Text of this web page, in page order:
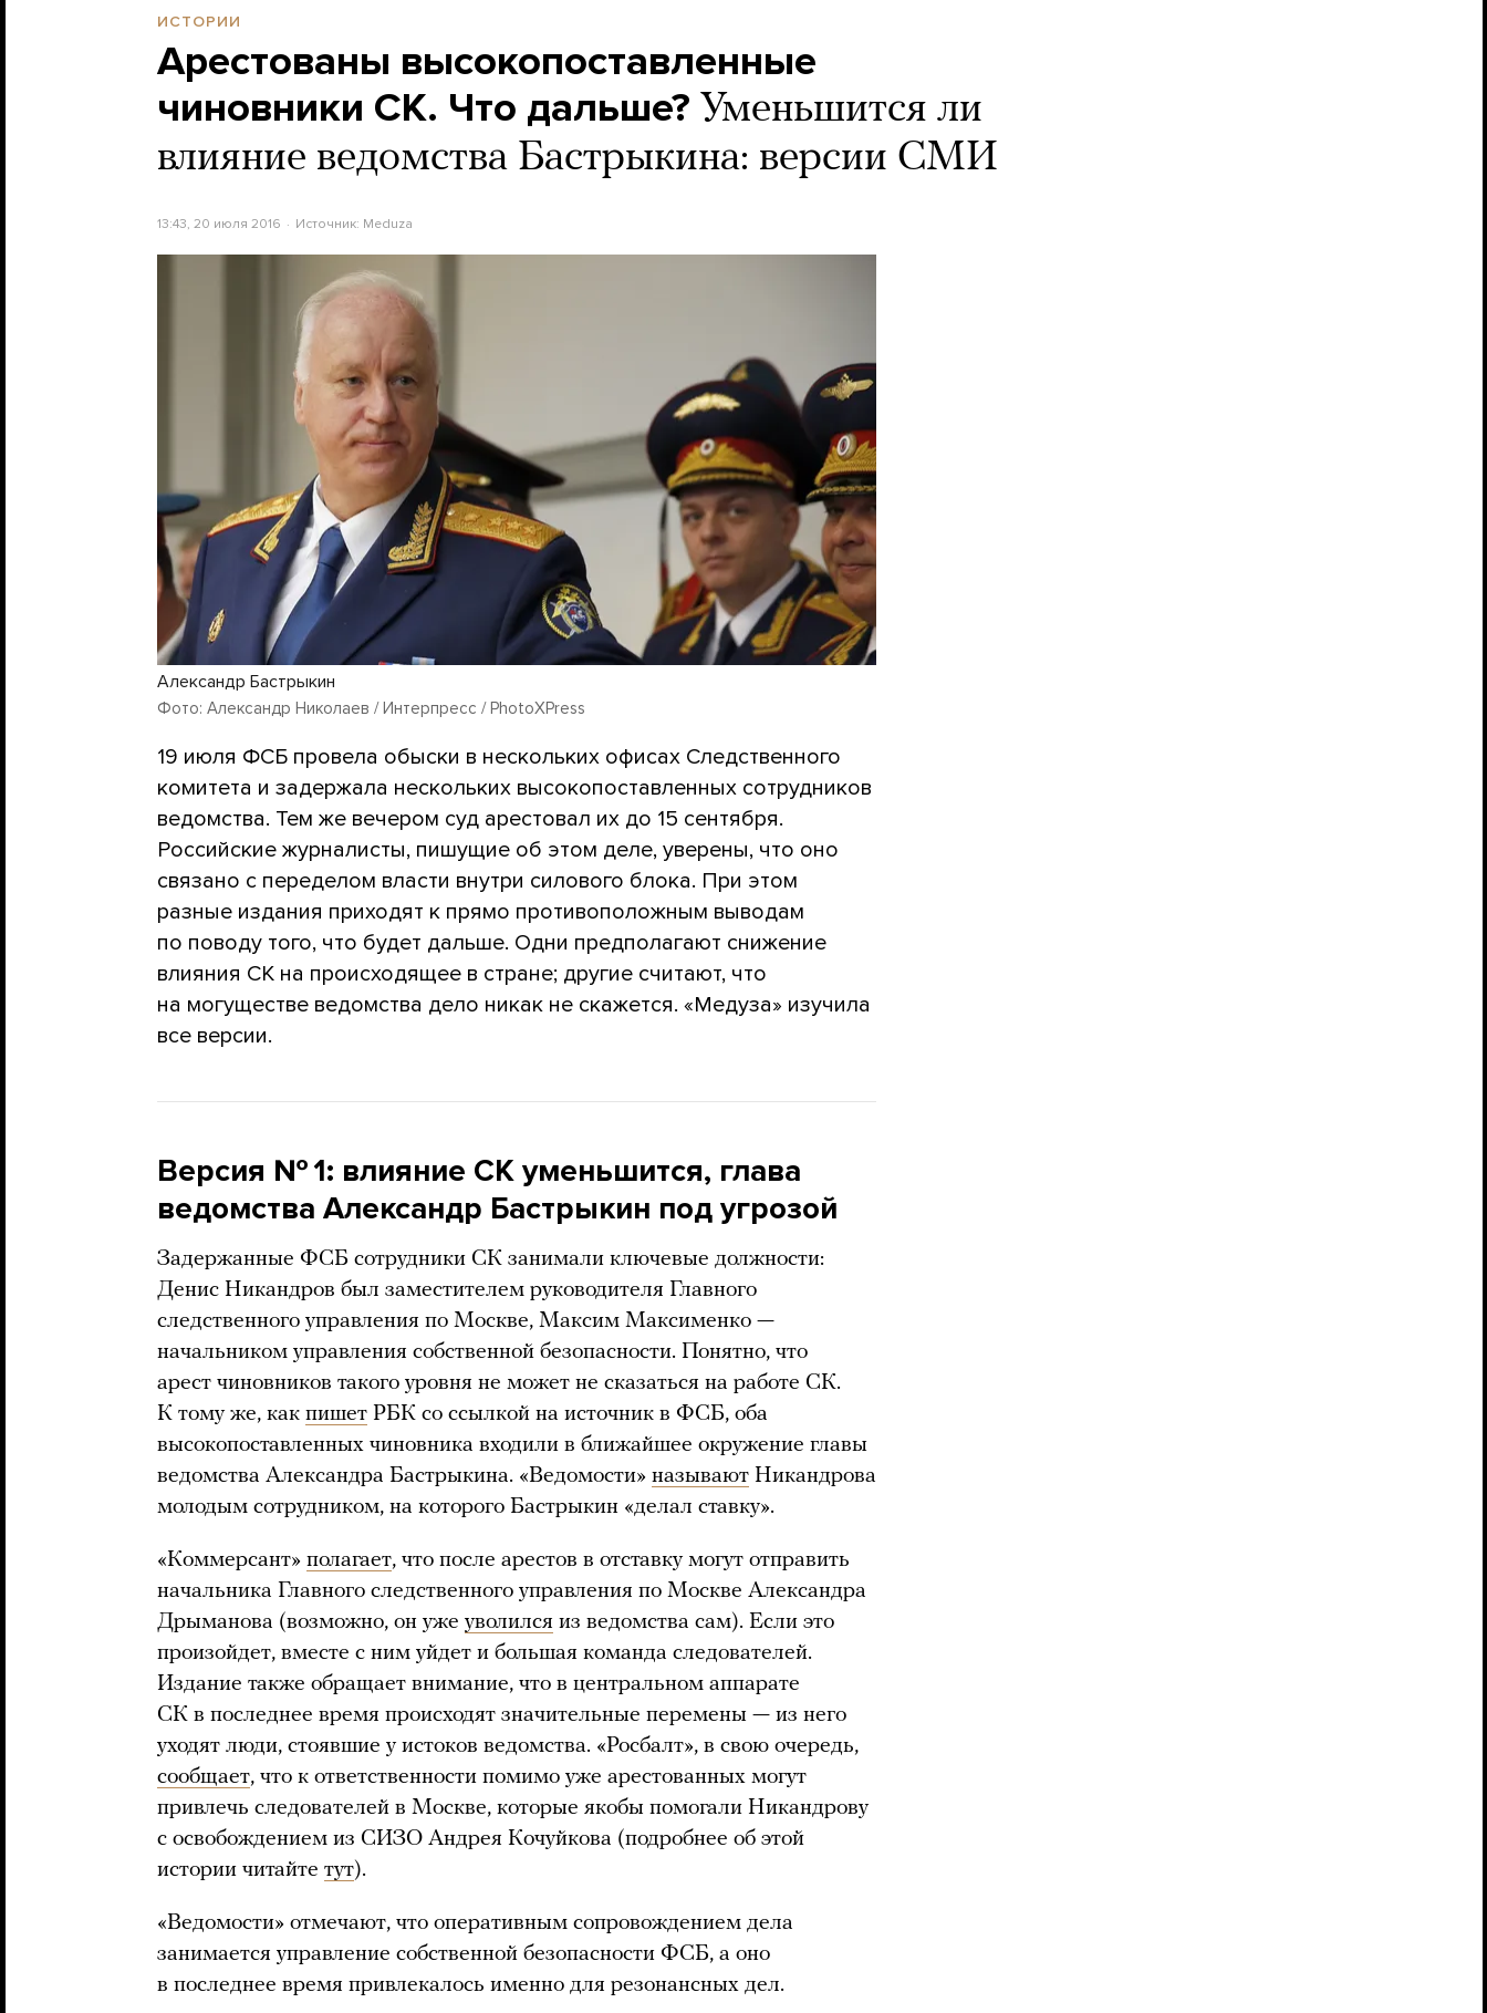
ИСТОРИИ
Арестованы высокопоставленные
чиновники СК. Что дальше? Уменьшится ли
влияние ведомства Бастрыкина: версии СМИ
13:43, 20 июля 2016 Источник: Meduza
Александр Бастрыкин
Фото: Александр Николаев / Интерпресс / PhotoXPress
19 июля ФСБ провела обыски в нескольких офисах Следственного
комитета и задержала нескольких высокопоставленных сотрудников
ведомства. Тем же вечером суд арестовал их до 15 сентября.
Российские журналисты, пишущие об этом деле, уверены, что оно
связано с переделом власти внутри силового блока. При этом
разные издания приходят к прямо противоположным выводам
по поводу того, что будет дальше. Одни предполагают снижение
влияния СК на происходящее в стране; другие считают, что
на могуществе ведомства дело никак не скажется. «Медуза» изучила
все версии.
Версия № 1: влияние СК уменьшится, глава
ведомства Александр Бастрыкин под угрозой
Задержанные ФСБ сотрудники СК занимали ключевые должности:
Денис Никандров был заместителем руководителя Главного
следственного управления по Москве, Максим Максименко —
начальником управления собственной безопасности. Понятно, что
арест чиновников такого уровня не может не сказаться на работе СК.
К тому же, как пишет РБК со ссылкой на источник в ФСБ, оба
высокопоставленных чиновника входили в ближайшее окружение главы
ведомства Александра Бастрыкина. «Ведомости» называют Никандрова
молодым сотрудником, на которого Бастрыкин «делал ставку».
«Коммерсант» полагает, что после арестов в отставку могут отправить
начальника Главного следственного управления по Москве Александра
Дрыманова (возможно, он уже уволился из ведомства сам). Если это
произойдет, вместе с ним уйдет и большая команда следователей.
Издание также обращает внимание, что в центральном аппарате
СК в последнее время происходят значительные перемены — из него
уходят люди, стоявшие у истоков ведомства. «Росбалт», в свою очередь,
сообщает, что к ответственности помимо уже арестованных могут
привлечь следователей в Москве, которые якобы помогали Никандрову
с освобождением из СИЗО Андрея Кочуйкова (подробнее об этой
истории читайте тут).
«Ведомости» отмечают, что оперативным сопровождением дела
занимается управление собственной безопасности ФСБ, а оно
в последнее время привлекалось именно для резонансных дел.